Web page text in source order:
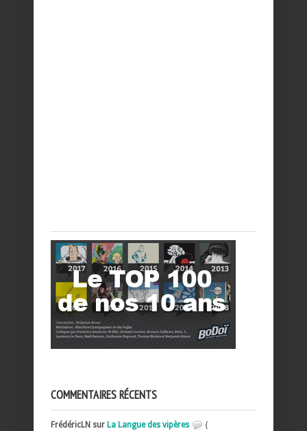
COMMENTAIRES RÉCENTS
FrédéricLN sur La Langue des vipères
{